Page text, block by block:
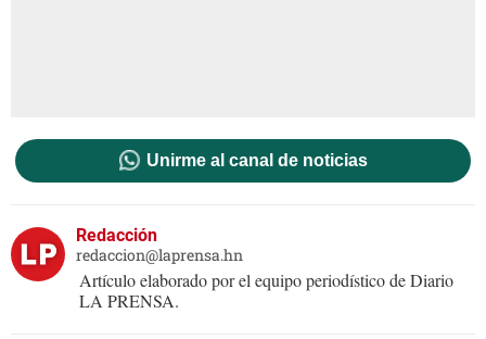
Unirme al canal de noticias
Redacción
redaccion@laprensa.hn
Artículo elaborado por el equipo periodístico de Diario
LA PRENSA.